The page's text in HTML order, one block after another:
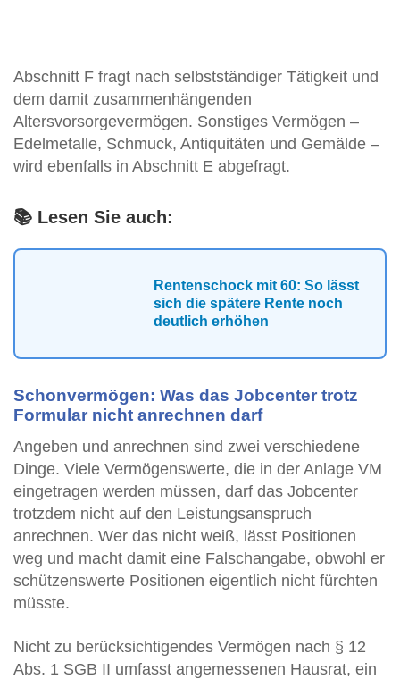
Abschnitt F fragt nach selbstständiger Tätigkeit und
dem damit zusammenhängenden
Altersvorsorgevermögen. Sonstiges Vermögen –
Edelmetalle, Schmuck, Antiquitäten und Gemälde –
wird ebenfalls in Abschnitt E abgefragt.
📚 Lesen Sie auch:
Rentenschock mit 60: So lässt
sich die spätere Rente noch
deutlich erhöhen
Schonvermögen: Was das Jobcenter trotz
Formular nicht anrechnen darf
Angeben und anrechnen sind zwei verschiedene
Dinge. Viele Vermögenswerte, die in der Anlage VM
eingetragen werden müssen, darf das Jobcenter
trotzdem nicht auf den Leistungsanspruch
anrechnen. Wer das nicht weiß, lässt Positionen
weg und macht damit eine Falschangabe, obwohl er
schützenswerte Positionen eigentlich nicht fürchten
müsste.
Nicht zu berücksichtigendes Vermögen nach § 12
Abs. 1 SGB II umfasst angemessenen Hausrat, ein